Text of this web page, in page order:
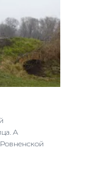
А